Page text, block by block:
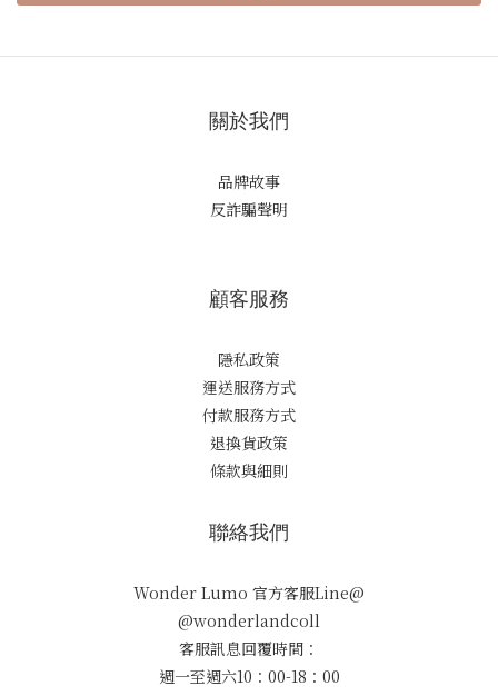
關於我們
品牌故事
反詐騙聲明
顧客服務
隱私政策
運送服務方式
付款服務方式
退換貨政策
條款與細則
聯絡我們
Wonder Lumo 官方客服Line@
@wonderlandcoll
客服訊息回覆時間：
週一至週六10：00-18：00